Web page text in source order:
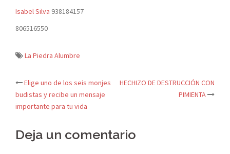
Isabel Silva 938184157
806516550
La Piedra Alumbre
Navegación
de
entradas
Elige uno de los seis monjes
budistas y recibe un mensaje
importante para tu vida
HECHIZO DE DESTRUCCIÓN CON
PIMIENTA
Deja un comentario